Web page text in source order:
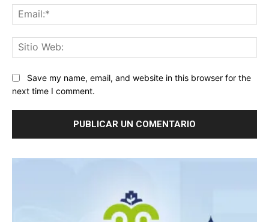
Save my name, email, and website in this browser for the
next time I comment.